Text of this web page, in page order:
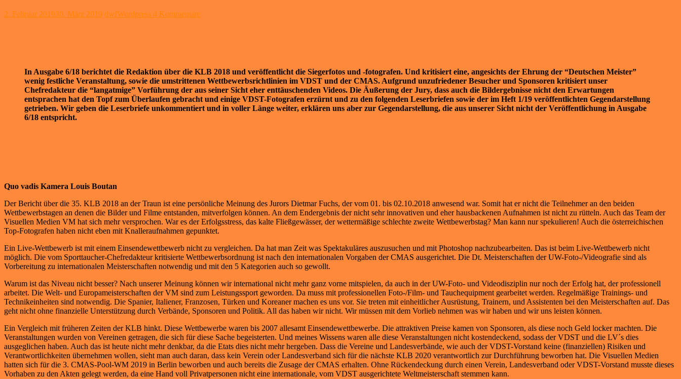
2. Februar 201930. März 2019 dwfWordpress 4 Kommentare
In Ausgabe 6/18 berichtet die Redaktion über die KLB 2018 und veröffentlicht die Siegerfotos und -fotografen. Und kritisiert eine, angesichts der Ehrung der “Deutschen Meister”
wenig festliche Veranstaltung, sowie die umstrittenen Wettbewerbsrichtlinien im VDST und der CMAS. Aufgrund unzufriedener Besucher und Sponsoren kritisiert unser
Chefredakteur die “langatmige” Vorführung der aus seiner Sicht eher enttäuschenden Videos. Die Äußerung der Jury, dass auch die Bildergebnisse nicht den Erwartungen
entsprachen hat den Topf zum Überlaufen gebracht und einige VDST-Fotografen erzürnt und zu den folgenden Leserbriefen sowie der im Heft 1/19 veröffentlichten Gegendarstellung
getrieben. Wir geben die Leserbriefe unkommentiert und in voller Länge weiter, erklären uns aber zur Gegendarstellung, die aus unserer Sicht nicht der Veröffentlichung in Ausgabe
6/18 entspricht.
Quo vadis Kamera Louis Boutan
Der Bericht über die 35. KLB 2018 an der Traun ist eine persönliche Meinung des Jurors Dietmar Fuchs, der vom 01. bis 02.10.2018 anwesend war. Somit hat er nicht die Teilnehmer an den beiden
Wettbewerbstagen an denen die Bilder und Filme entstanden, mitverfolgen können. An dem Endergebnis der nicht sehr innovativen und eher hausbackenen Aufnahmen ist nicht zu rütteln. Auch das Team der
Visuellen Medien VM hat sich mehr versprochen. War es der Erfolgsstress, das kalte Fließgewässer, der wettermäßige schlechte zweite Wettbewerbstag? Man kann nur spekulieren! Auch die österreichischen
Top-Fotografen haben nicht eben mit Knalleraufnahmen gepunktet.
Ein Live-Wettbewerb ist mit einem Einsendewettbewerb nicht zu vergleichen. Da hat man Zeit was Spektakuläres auszusuchen und mit Photoshop nachzubearbeiten. Das ist beim Live-Wettbewerb nicht
möglich. Die vom Sporttaucher-Chefredakteur kritisierte Wettbewerbsordnung ist nach den internationalen Vorgaben der CMAS ausgerichtet. Die Dt. Meisterschaften der UW-Foto-/Videografie sind als
Vorbereitung zu internationalen Meisterschaften notwendig und mit den 5 Kategorien auch so gewollt.
Warum ist das Niveau nicht besser? Nach unserer Meinung können wir international nicht mehr ganz vorne mitspielen, da auch in der UW-Foto- und Videodisziplin nur noch der Erfolg hat, der professionell
arbeitet. Die Welt- und Europameisterschaften der VM sind zum Leistungssport geworden. Da muss mit professionellen Foto-/Film- und Tauchequipment gearbeitet werden. Regelmäßige Trainings- und
Technikeinheiten sind notwendig. Die Spanier, Italiener, Franzosen, Türken und Koreaner machen es uns vor. Sie treten mit einheitlicher Ausrüstung, Trainern, und Assistenten bei den Meisterschaften auf. Das
geht nicht ohne finanzielle Unterstützung durch Verbände, Sponsoren und Politik. All das haben wir nicht. Wir müssen mit dem Vorlieb nehmen was wir haben und wir uns leisten können.
Ein Vergleich mit früheren Zeiten der KLB hinkt. Diese Wettbewerbe waren bis 2007 allesamt Einsendewettbewerbe. Die attraktiven Preise kamen von Sponsoren, als diese noch Geld locker machten. Die
Veranstaltungen wurden von Vereinen getragen, die sich für diese Sache begeisterten. Und meines Wissens waren alle diese Veranstaltungen nicht kostendeckend, sodass der VDST und die LV´s dies
ausgeglichen haben. Auch das ist heute nicht mehr denkbar, da die Etats dies nicht mehr hergeben. Dass die Vereine und Landesverbände, wie auch der VDST-Vorstand keine (finanziellen) Risiken und
Verantwortlichkeiten übernehmen wollen, sieht man auch daran, dass kein Verein oder Landesverband sich für die nächste KLB 2020 verantwortlich zur Durchführung beworben hat. Die Visuellen Medien
hatten sich für die 3. CMAS-Pool-WM 2019 in Berlin beworben und auch bereits die Zusage der CMAS erhalten. Ohne Rückendeckung durch einen Verein, Landesverband oder VDST-Vorstand musste dieses
Vorhaben zu den Akten gelegt werden, da eine Hand voll Privatpersonen nicht eine internationale, vom VDST ausgerichtete Weltmeisterschaft stemmen kann.